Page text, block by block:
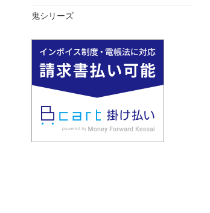
鬼シリーズ